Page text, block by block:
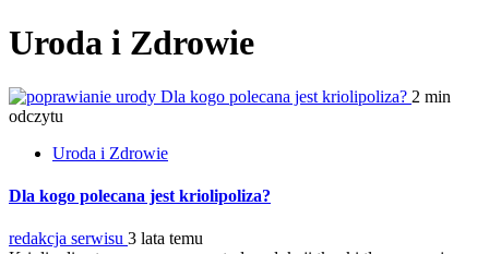
Uroda i Zdrowie
Dla kogo polecana jest kriolipoliza? 2 min
odczytu
Uroda i Zdrowie
Dla kogo polecana jest kriolipoliza?
redakcja serwisu 3 lata temu